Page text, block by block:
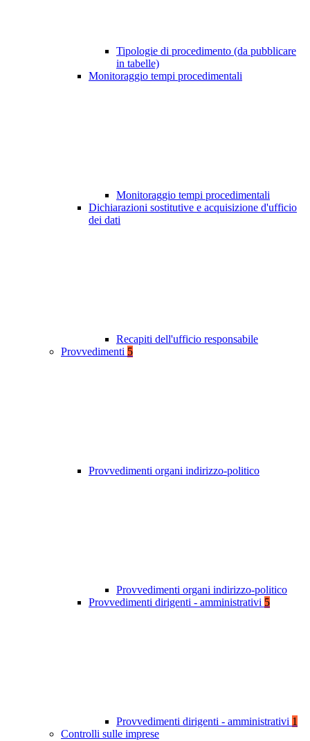
Tipologie di procedimento (da pubblicare
in tabelle)
Monitoraggio tempi procedimentali
Monitoraggio tempi procedimentali
Dichiarazioni sostitutive e acquisizione d'ufficio
dei dati
Recapiti dell'ufficio responsabile
Provvedimenti 5
Provvedimenti organi indirizzo-politico
Provvedimenti organi indirizzo-politico
Provvedimenti dirigenti - amministrativi 5
Provvedimenti dirigenti - amministrativi 1
Controlli sulle imprese